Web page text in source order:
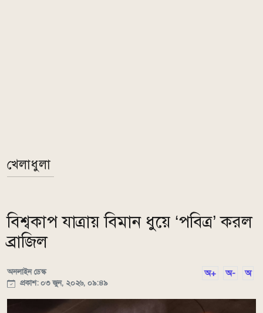
খেলাধুলা
বিশ্বকাপ যাত্রায় বিমান ধুয়ে ‘পবিত্র’ করল
ব্রাজিল
অনলাইন ডেস্ক
প্রকাশ: ০৩ জুন, ২০২৬, ০৯:৪৯
অ+ অ- অ